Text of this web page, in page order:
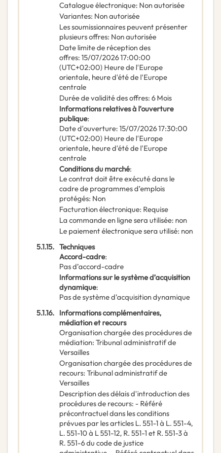
Catalogue électronique: Non autorisée
Variantes: Non autorisée
Les soumissionnaires peuvent présenter
plusieurs offres: Non autorisée
Date limite de réception des
offres: 15/07/202617:00:00
(UTC+02:00) Heure de l'Europe
orientale, heure d'été de l'Europe
centrale
Durée de validité des offres: 6 Mois
Informations relatives à l’ouverture
publique:
Date d'ouverture: 15/07/202617:30:00
(UTC+02:00) Heure de l'Europe
orientale, heure d'été de l'Europe
centrale
Conditions du marché:
Le contrat doit être exécuté dans le
cadre de programmes d’emplois
protégés: Non
Facturation électronique: Requise
La commande en ligne sera utilisée: non
Le paiement électronique sera utilisé: non
5.1.15. Techniques
Accord-cadre:
Pas d’accord-cadre
Informations sur le système d’acquisition
dynamique:
Pas de système d’acquisition dynamique
5.1.16. Informations complémentaires,
médiation et recours
Organisation chargée des procédures de
médiation: Tribunal administratif de
Versailles
Organisation chargée des procédures de
recours: Tribunal administratif de
Versailles
Description des délais d'introduction des
procédures de recours: - Référé
précontractuel dans les conditions
prévues par les articles L. 551-1 à L. 551-4,
L. 551-10 à L 551-12, R. 551-1 et R. 551-3 à
R. 551-6 du code de justice